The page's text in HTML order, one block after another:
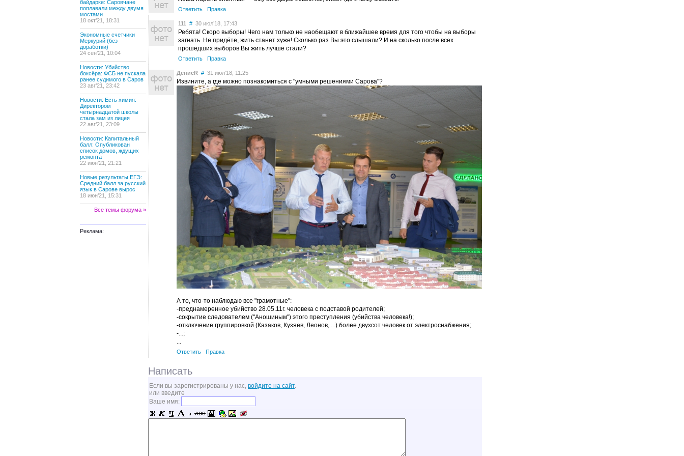
байдарке: Саровчане
поплавали между двумя
мостами
18 окт’21, 18:31
Экономные счетчики
Меркурий (без
доработки)
24 сен’21, 10:04
Новости: Убийство
боксёра: ФСБ не пускала
ранее судимого в Саров
23 авг’21, 23:42
Новости: Есть химия:
Директором
четырнадцатой школы
стала зам из лицея
22 авг’21, 23:09
Новости: Капитальный
балл: Опубликован
список домов, ждущих
ремонта
22 июн’21, 21:21
Новые результаты ЕГЭ:
Средний балл за русский
язык в Сарове вырос
18 июн’21, 15:31
Все темы форума »
Реклама:
Ответить Правка
111 # 30 июл’18, 17:43
Ребята! Скоро выборы! Чего нам только не наобещают в ближайшее время для того чтобы на выборы
загнать. Не придёте, жить станет хуже! Сколько раз Вы это слышали? И на сколько после всех
прошедших выборов Вы жить лучше стали?
Ответить Правка
ДенисR # 31 июл’18, 11:25
Извините, а где можно познакомиться с "умными решениями Сарова"?
А то, что-то наблюдаю все "грамотные":
-преднамеренное убийство 28.05.11г. человека с подставой родителей;
-сокрытие следователем ("Аношиным") этого преступления (убийства человека!);
-отключение группировкой (Казаков, Кузяев, Леонов, ...) более двухсот человек от электроснабжения;
-...;
...
Ответить Правка
Написать
Если вы зарегистрированы у нас, войдите на сайт.
или введите
Ваше имя: